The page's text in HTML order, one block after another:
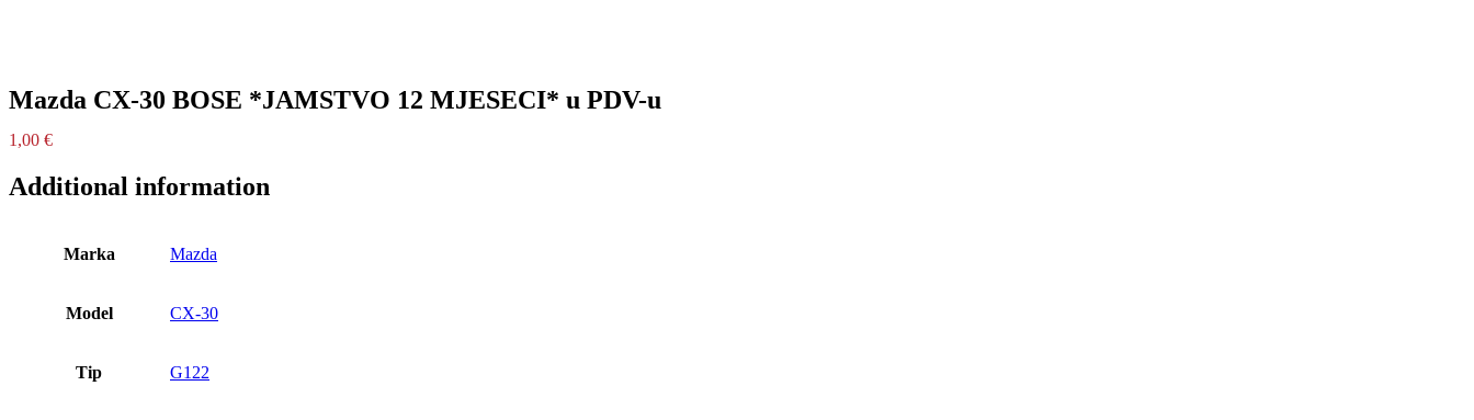
Mazda CX-30 BOSE *JAMSTVO 12 MJESECI* u PDV-u
1,00 €
Additional information
Marka Mazda
Model CX-30
Tip G122